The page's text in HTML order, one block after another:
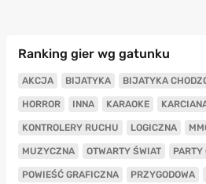
Ranking gier wg gatunku
AKCJA BIJATYKA BIJATYKA
HORROR INNA KARAOKE
KONTROLERY RUCHU LOGICZNA
MUZYCZNA OTWARTY ŚWIAT PARTY
POWIEŚĆ GRAFICZNA PRZYGODOWA